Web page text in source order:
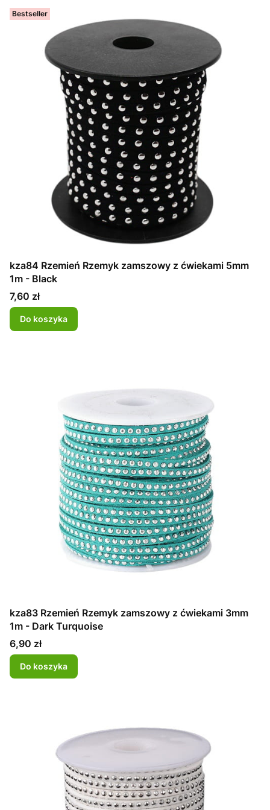
Bestseller
kza84 Rzemień Rzemyk zamszowy z ćwiekami 5mm
1m - Black
Cena
7,60 zł
Do koszyka
kza83 Rzemień Rzemyk zamszowy z ćwiekami 3mm
1m - Dark Turquoise
Cena
6,90 zł
Do koszyka